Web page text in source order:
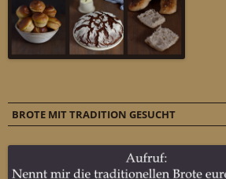
BROTE MIT TRADITION GESUCHT